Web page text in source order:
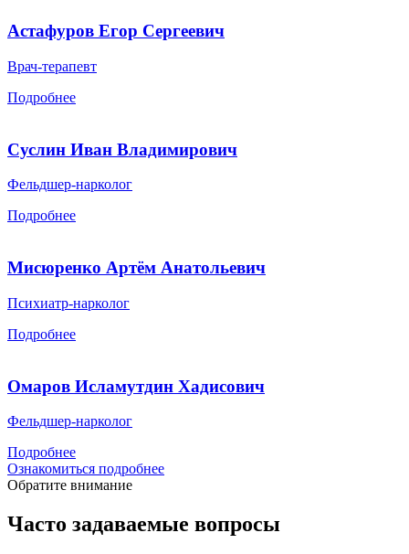
Астафуров Егор Сергеевич
Врач-терапевт
Подробнее
Суслин Иван Владимирович
Фельдшер-нарколог
Подробнее
Мисюренко Артём Анатольевич
Психиатр-нарколог
Подробнее
Омаров Исламутдин Хадисович
Фельдшер-нарколог
Подробнее
Ознакомиться подробнее
Обратите внимание
Часто задаваемые вопросы